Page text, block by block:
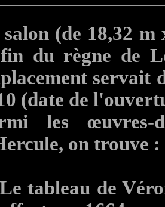
salon (de 18,32
du règne de
servait
(date de
les
on trouve :
Le tableau de